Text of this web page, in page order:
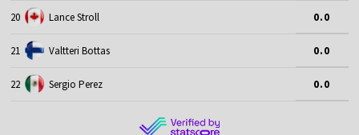
20 Lance Stroll 0.0
21 Valtteri Bottas 0.0
22 Sergio Perez 0.0